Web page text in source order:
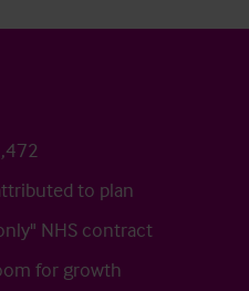
to plan
NHS contract
for growth